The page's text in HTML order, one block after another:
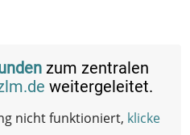
zum zentralen
weitergeleitet.
nicht funktioniert, klicke